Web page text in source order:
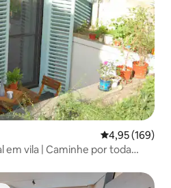
4,95 de uma
4,95 (169)
em vila | Caminhe por toda